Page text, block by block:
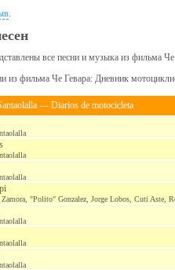
.
все песни и музыка из фильма
из фильма Че Гевара: Дневник
— Diarios de motocicleta
Zamora, "Polito" Gonzalez, Jorge Lobos, Cuti Aste,